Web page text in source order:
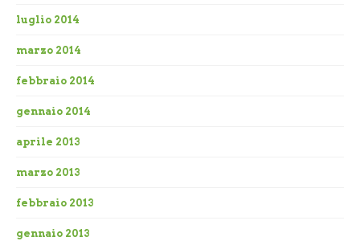
luglio 2014
marzo 2014
febbraio 2014
gennaio 2014
aprile 2013
marzo 2013
febbraio 2013
gennaio 2013